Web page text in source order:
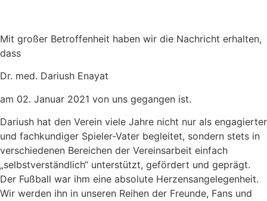
Mit großer Betroffenheit haben wir die Nachricht erhalten,
dass
Dr. med. Dariush Enayat
am 02. Januar 2021 von uns gegangen ist.
Dariush hat den Verein viele Jahre nicht nur als engagierter
und fachkundiger Spieler-Vater begleitet, sondern stets in
verschiedenen Bereichen der Vereinsarbeit einfach
„selbstverständlich“ unterstützt, gefördert und geprägt.
Der Fußball war ihm eine absolute Herzensangelegenheit.
Wir werden ihn in unseren Reihen der Freunde, Fans und